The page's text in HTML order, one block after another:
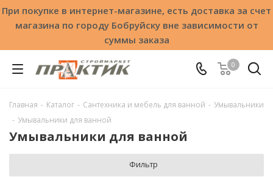
При покупке в интернет-магазине, есть доставка за счет
магазина по городу Бобруйску вне зависимости от
суммы заказа
0
Главная - Каталог - Сантехника и мебель для ванной - Умывальники
- Умывальники для ванной
Умывальники для ванной
Фильтр